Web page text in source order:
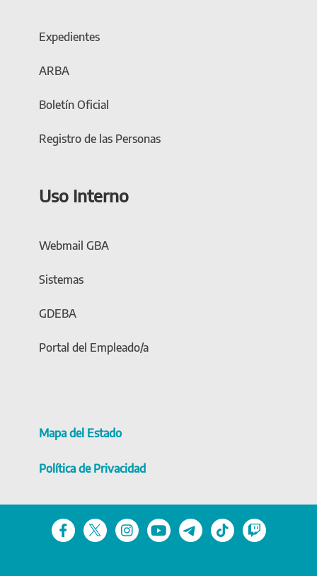
Expedientes
ARBA
Boletín Oficial
Registro de las Personas
Uso Interno
Webmail GBA
Sistemas
GDEBA
Portal del Empleado/a
Mapa del Estado
Política de Privacidad